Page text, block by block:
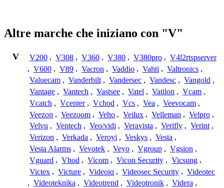
Altre marche che iniziano con "V"
V V200 , V308 , V360 , V380 , V380pro , V4l2rtspserver
, V600 , V89 , Vacron , Vaddio , Vahti , Valtronics ,
Valuecam , Vanderbilt , Vandersec , Vandesc , Vangold ,
Vantage , Vantech , Vastsee , Vatel , Vatilon , Vcam ,
Vcatch , Vcenter , Vchod , Vcs , Vea , Veevocam ,
Veezon , Veezoom , Veho , Veilux , Velleman , Velpro ,
Velvu , Ventech , Veo/vidi , Veravista , Verifly , Verint ,
Verizon , Verkada , Veroyi , Veskys , Vesta ,
Vesta Alarms , Vevotek , Veyo , Vgroup , Vgsion ,
Vguard , Vhod , Vicom , Vicon Security , Vicsung ,
Victex , Victure , Videoiq , Videosec Security , Videotec
, Videoteknika , Videotrend , Videotronik , Videra ,